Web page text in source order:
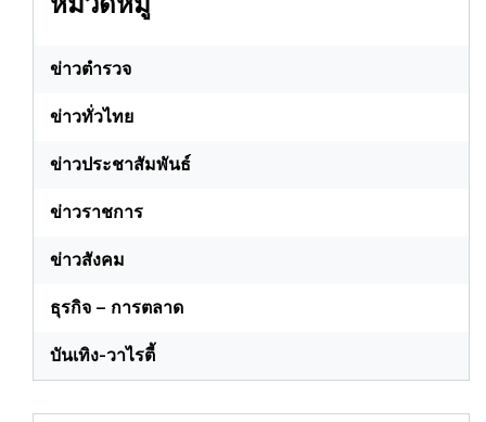
ข่าวตำรวจ
ข่าวทั่วไทย
ข่าวประชาสัมพันธ์
ข่าวราชการ
ข่าวสังคม
ธุรกิจ – การตลาด
บันเทิง-วาไรตี้